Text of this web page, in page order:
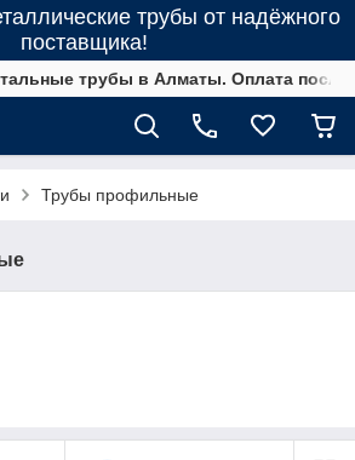
трубы от надёжного
поставщика!
трубы в Алматы. Оплата
Трубы профильные